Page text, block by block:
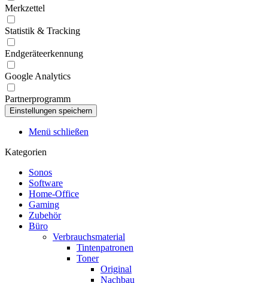
Merkzettel
Statistik & Tracking
Endgeräteerkennung
Google Analytics
Partnerprogramm
Menü schließen
Kategorien
Sonos
Software
Home-Office
Gaming
Zubehör
Büro
Verbrauchsmaterial
Tintenpatronen
Toner
Original
Nachbau